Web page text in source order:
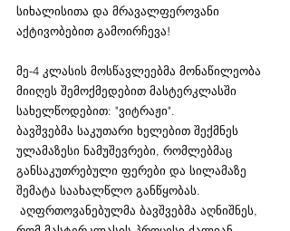
სიხალისითა და მრავალფეროვანი
აქტივობებით გამოირჩევა!
მე-4 კლასის მოსწავლეებმა მონაწილეობა
მიიღეს შემოქმედებით მასტერკლასში
სახელწოდებით: "ვიტრაჟი".
ბავშვებმა საკუთარი ხელებით შექმნეს
ულამაზესი ნამუშევრები, რომლებმაც
განსაკუთრებული ფერები და სილამაზე
შემატა საახალწლო განწყობას.
აღფრთოვანებულმა ბავშვებმა აღნიშნეს,